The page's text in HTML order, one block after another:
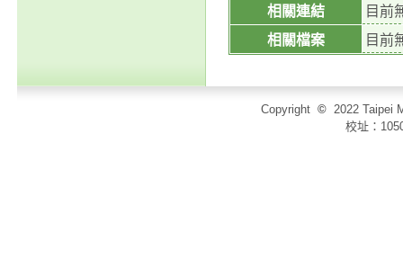
相關連結
目前
相關檔案
目前
Copyright © 2022 Taipei
校址：